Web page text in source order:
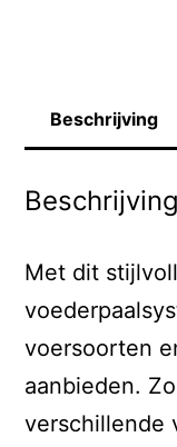
Beschrijving
Beschrijving
Met dit
voersoorten
aanbieden.
verschillende